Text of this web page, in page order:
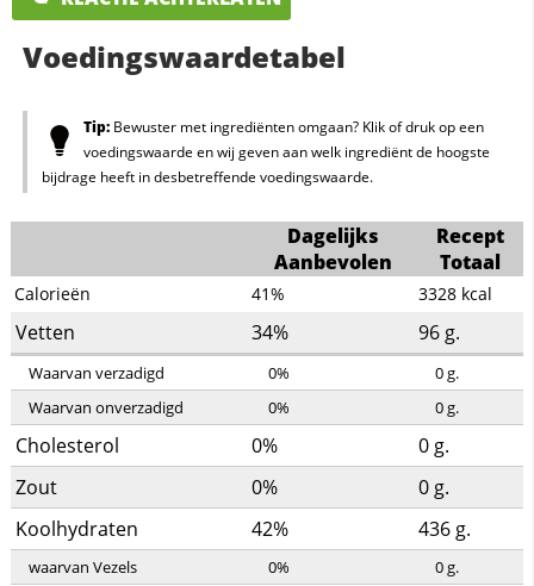
Voedingswaardetabel
Tip:Bewuster met ingrediënten omgaan? Klik of druk op een
voedingswaarde en wij geven aan welk ingrediënt de hoogste
bijdrage heeft in desbetreffende voedingswaarde.
Dagelijks
Aanbevolen
Recept
Totaal
Calorieën 41% 3328 kcal
Vetten 34% 96g.
Waarvan verzadigd 0% 0g.
Waarvan onverzadigd
0% 0g.
Cholesterol 0% 0g.
Zout
0% 0g.
Koolhydraten
42% 436g.
waarvan Vezels 0% 0g.